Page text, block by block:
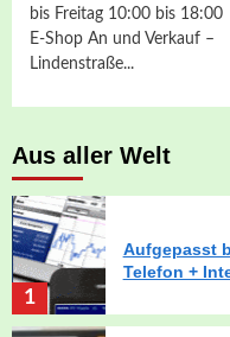
bis Freitag 10:00 bis 18:00
E-Shop An und Verkauf –
Lindenstraße...
Aus aller Welt
1
Aufgepasst
Telefon +